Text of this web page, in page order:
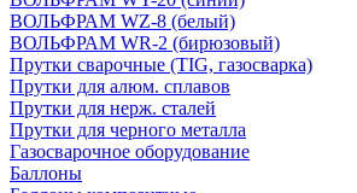
ВОЛЬФРАМ WZ-8 (белый)
ВОЛЬФРАМ WR-2 (бирюзовый)
Прутки сварочные (TIG, газосварка)
Прутки для алюм. сплавов
Прутки для нерж. сталей
Прутки для черного металла
Газосварочное оборудование
Баллоны